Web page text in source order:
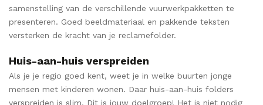
samenstelling van de verschillende vuurwerkpakketten te
presenteren. Goed beeldmateriaal en pakkende teksten
versterken de kracht van je reclamefolder.
Huis-aan-huis verspreiden
Als je je regio goed kent, weet je in welke buurten jonge
mensen met kinderen wonen. Daar huis-aan-huis folders
verspreiden is slim. Dit is jouw doelgroep! Het is niet nodig